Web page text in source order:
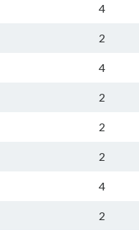
4
2
4
2
2
2
4
2